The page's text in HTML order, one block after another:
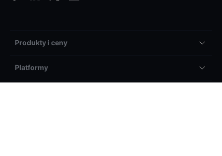
Produkty i ceny
Platformy